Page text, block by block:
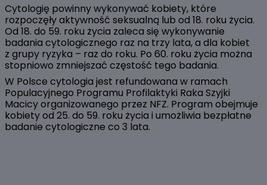
Cytologię powinny wykonywać kobiety, które
rozpoczęły aktywność seksualną lub od 18. roku życia.
Od 18. do 59. roku życia zaleca się wykonywanie
badania cytologicznego raz na trzy lata, a dla kobiet
z grupy ryzyka – raz do roku. Po 60. roku życia można
stopniowo zmniejszać częstość tego badania.
W Polsce cytologia jest refundowana w ramach
Populacyjnego Programu Profilaktyki Raka Szyjki
Macicy organizowanego przez NFZ. Program obejmuje
kobiety od 25. do 59. roku życia i umożliwia bezpłatne
badanie cytologiczne co 3 lata.